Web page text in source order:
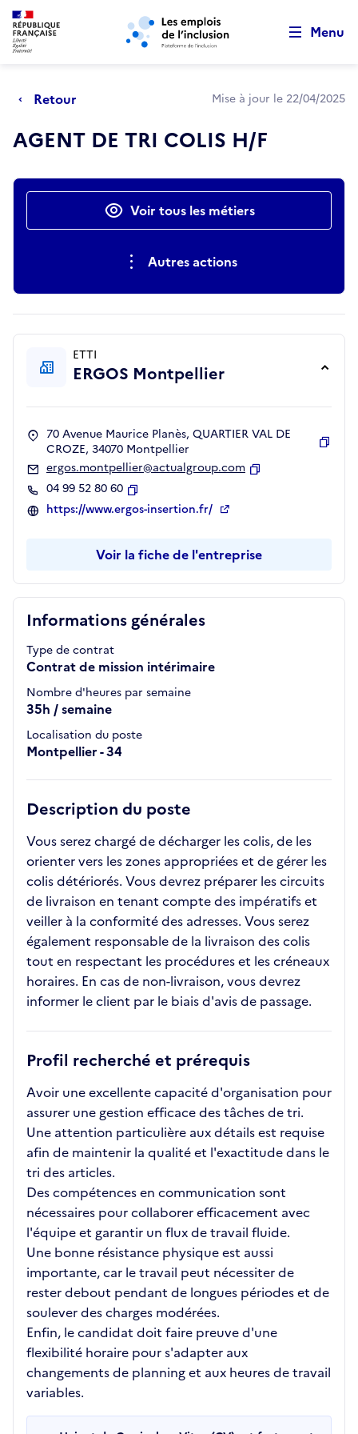
Aller au menu principal Aller au contenu principal
Menu
Retour Mise à jour le 22/04/2025
AGENT DE TRI COLIS H/F
Actions rapidesVoir tous les métiers
Autres actions
Informations générales
Type de contrat
Contrat de mission intérimaire
Nombre d'heures par semaine
35h / semaine
Localisation du poste
Montpellier - 34
Description du poste
Vous serez chargé de décharger les colis, de les
orienter vers les zones appropriées et de gérer les
colis détériorés. Vous devrez préparer les circuits
de livraison en tenant compte des impératifs et
veiller à la conformité des adresses. Vous serez
également responsable de la livraison des colis
tout en respectant les procédures et les créneaux
horaires. En cas de non-livraison, vous devrez
informer le client par le biais d'avis de passage.
Profil recherché et prérequis
Avoir une excellente capacité d'organisation pour
assurer une gestion efficace des tâches de tri.
Une attention particulière aux détails est requise
afin de maintenir la qualité et l'exactitude dans le
tri des articles.
Des compétences en communication sont
nécessaires pour collaborer efficacement avec
l'équipe et garantir un flux de travail fluide.
Une bonne résistance physique est aussi
importante, car le travail peut nécessiter de
rester debout pendant de longues périodes et de
soulever des charges modérées.
Enfin, le candidat doit faire preuve d'une
flexibilité horaire pour s'adapter aux
changements de planning et aux heures de travail
variables.
ETTI
ERGOS Montpellier
70 Avenue Maurice Planès, QUARTIER VAL DE
CROZE, 34070 Montpellier
ergos.montpellier@actualgroup.com
04 99 52 80 60
Copier
https://www.ergos-insertion.fr/
Voir la fiche de l'entreprise
Retour au début de la page
Panneau de gestion des cookies